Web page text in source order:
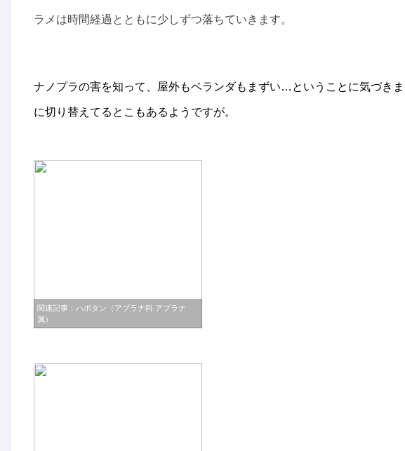
ラメは時間経過とともに少しずつ落ちていきます。
ナノプラの害を知って、屋外もベランダもまずい…ということに気づき
に切り替えてるとこもあるようですが。
関連記事：ハボタン（アブラナ科 アブラナ
属）